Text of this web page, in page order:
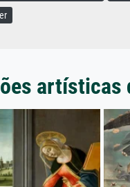
artísticas